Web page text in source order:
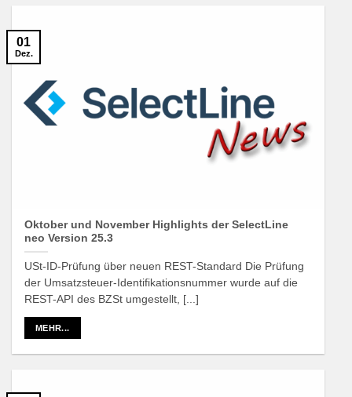
Oktober und November Highlights der SelectLine
neo Version 25.3
USt-ID-Prüfung über neuen REST-Standard Die Prüfung
der Umsatzsteuer-Identifikationsnummer wurde auf die
REST-API des BZSt umgestellt, [...]
MEHR...
01
Dez.